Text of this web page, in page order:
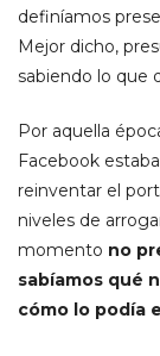
definíamos
Mejor dicho,
sabiendo lo que
Por aquella
Facebook
reinventar el
niveles de
momento no
sabíamos qué
cómo lo podía